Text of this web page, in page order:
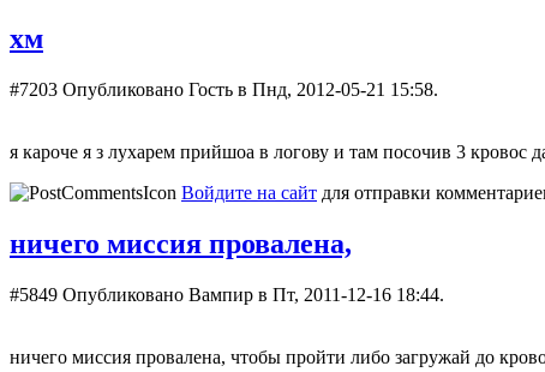
хм
#7203 Опубликовано Гость в Пнд, 2012-05-21 15:58.
я кароче я з лухарем прийшоа в логову и там посочив 3 кровос
Войдите на сайт для отправки
ничего миссия провалена,
#5849 Опубликовано Вампир в Пт, 2011-12-16 18:44.
ничего миссия провалена, чтобы пройти либо загружай до